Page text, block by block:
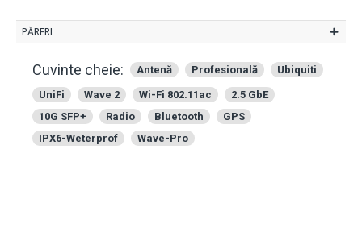
PĂRERI
Cuvinte cheie: Antenă Profesională Ubiquiti
UniFi Wave 2 Wi-Fi 802.11ac
2.5 GbE
10G SFP+
Radio Bluetooth
GPS
IPX6-Weterprof
Wave-Pro